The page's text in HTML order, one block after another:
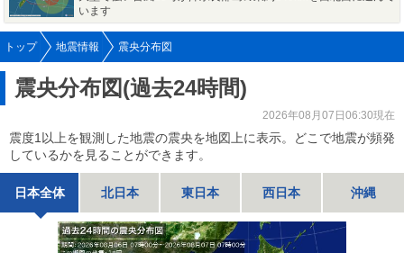
います
トップ 地震情報 震央分布図
震央分布図(過去24時間)
2026年08月07日06:30現在
震度1以上を観測した地震の震央を地図上に表示。どこで地震が頻発
しているかを見ることができます。
日本全体 北日本 東日本 西日本 沖縄